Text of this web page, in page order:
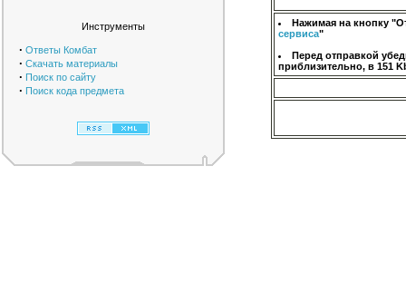
Инструменты
· Ответы Комбат
· Скачать материалы
· Поиск по сайту
· Поиск кода предмета
Нажимая на кнопку
сервиса"
Перед отправкой
приблизительно, в 151